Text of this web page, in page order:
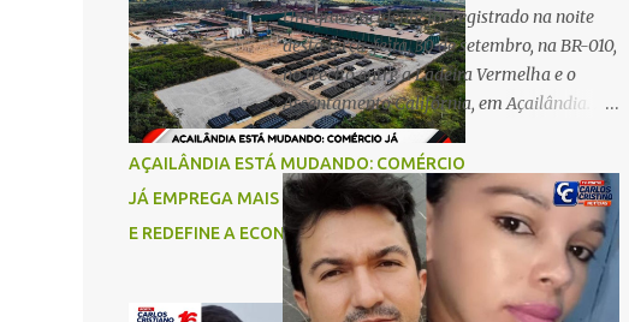
AÇAILÂNDIA ESTÁ MUDANDO: COMÉRCIO
JÁ EMPREGA MAIS DO QUE A INDÚSTRIA
E REDEFINE A ECONOMIA DO MUNICÍPIO
aconteceu quando Karine retornava para
casa, por volta das 5h40 da manhã.
“Quando cheguei, ele estava escondido.
Assim que me viu, entrou no carro e
começou a me atacar com uma faca,
atingindo também o rapaz que estava
comigo”, relatou. Após a agressão, Karine
recebeu atendimento médico e passa bem,
estando fora de perigo. A jovem também
registrou boletim de ocorrência contra o ex-
companheiro. Mesm...
Um grave acidente foi registrado na noite
desta terça-feira, 30 de setembro, na BR-010,
no trecho entre a Ladeira Vermelha e o
Assentamento Califórnia, em Açailândia. De
acordo com informações apuradas, as
vítimas eram um casal residente em
Imperatriz. Eles haviam vindo até o bairro
Plano da Serra, em Açailândia, para visitar
familiares e estavam a caminho de casa
quando ocorreu a tragédia. O acidente
envolveu uma motocicleta e um caminhão